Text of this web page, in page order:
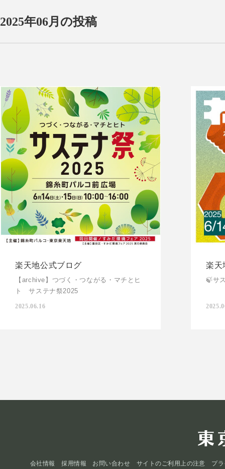
2025年06月の投稿
楽天地公式ブログ
【archive】つづく・つながる・マチとヒ
ト サステナ祭2025
2025.06.16
楽天
🍃サ
会社情報 採用情報 お問い合わせ サイトのご利用上の注意 プ